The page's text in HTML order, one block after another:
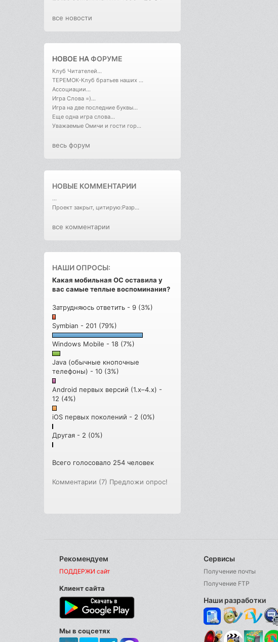
все новости
НОВОЕ НАФОРУМЕ
Клуб Читателей...
ТЕРЕМОК-Клуб братьев наших ...
Ассоциации...
Игра Слова =)...
Игра на две последние буквы...
Еще одна игра слова...
Уважаемые Омичи и гости гор...
весь форум
НОВЫЕ КОММЕНТАРИИ
...
Проект закрыт, цитирую:Разр...
все комментарии
НАШИ ОПРОСЫ:
Какая мобильная ОС оставила у
вас самые теплые воспоминания?
Затрудняюсь ответить - 9 (3%)
Symbian - 201 (79%)
Windows Mobile - 18 (7%)
Java (обычные кнопочные
телефоны) - 10 (3%)
Android первых версий (1.x–4.x) -
12 (4%)
iOS первых поколений - 2 (0%)
Другая - 2 (0%)
Всего голосовало 254 человек
Комментарии (7) Предложи опрос!
Рекомендуем
ПОДДЕРЖИ сайт
Клиент сайта
Мы в соцсетях
Сервисы
Получение почты
Получение FTP
Наши разработки